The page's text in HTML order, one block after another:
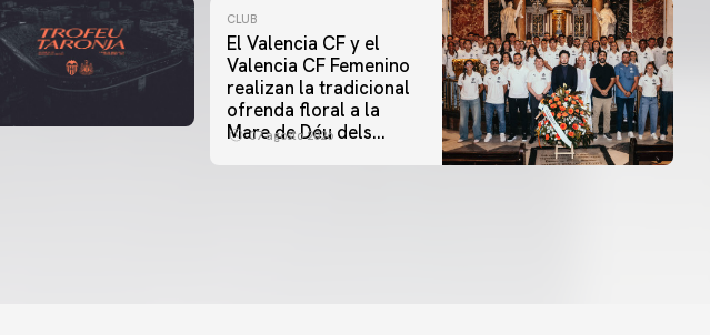
CLUB
El Valencia CF y el
Valencia CF Femenino
realizan la tradicional
ofrenda floral a la
Mare de Déu dels
07 agosto 2026